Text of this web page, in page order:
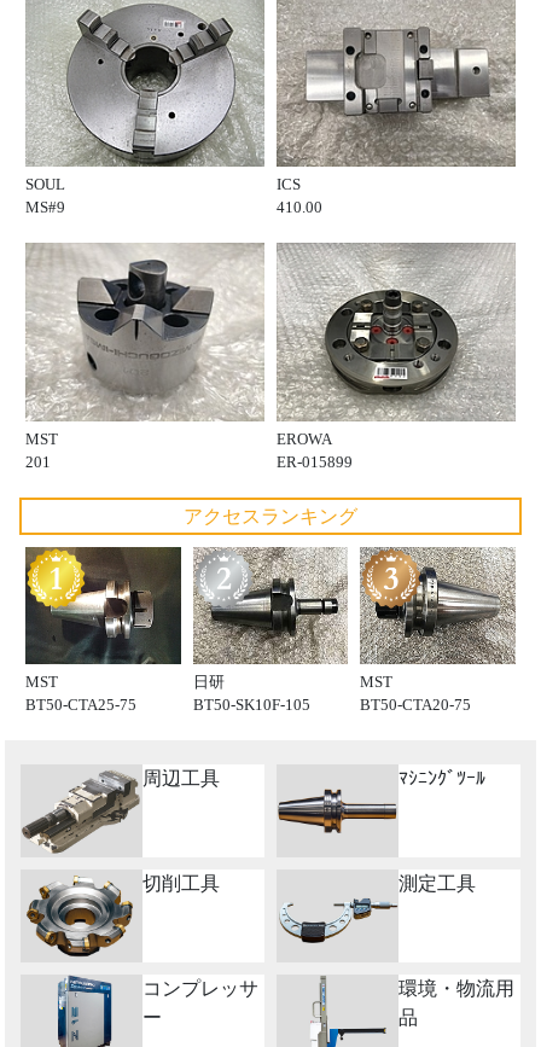
SOUL
MS#9
ICS
410.00
MST
201
EROWA
ER-015899
アクセスランキング
MST
BT50-CTA25-75
日研
BT50-SK10F-105
MST
BT50-CTA20-75
周辺工具 ﾏｼﾆﾝｸﾞﾂｰﾙ
切削工具 測定工具
コンプレッサ
ー
環境・物流用
品